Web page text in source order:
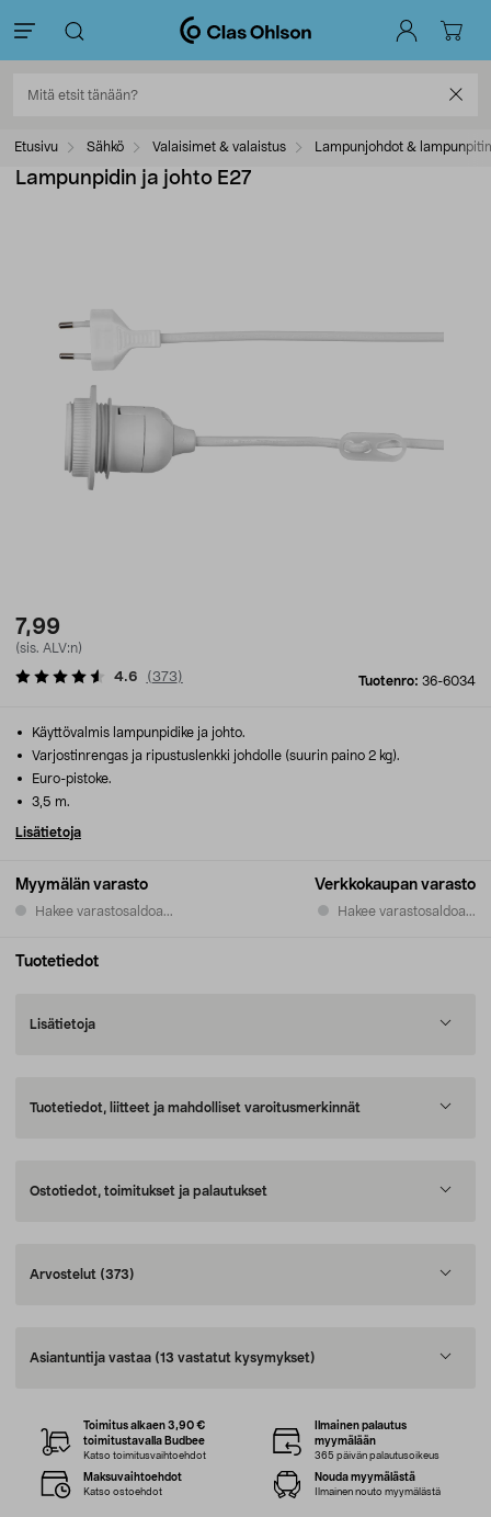
Etusivu Sähkö Valaisimet & valaistus Lampunjohdot &
Lampunpidin ja johto E27
7,99
(sis. ALV:n)
Tuotenro: 36-6034
4.6 (373)
Myymälän varasto
Hakee varastosaldoa...
Verkkokaupan varasto
Hakee varastosaldoa...
Käyttövalmis lampunpidike ja johto.
Varjostinrengas ja ripustuslenkki johdolle (suurin paino 2 kg).
Euro-pistoke.
3,5 m.
Lisätietoja
Tuotetiedot
Lisätietoja
Tuotetiedot, liitteet ja mahdolliset varoitusmerkinnät
Ostotiedot, toimitukset ja palautukset
Arvostelut (373)
Asiantuntija vastaa (13 vastatut kysymykset)
Toimitus alkaen 3,90 €
toimitustavalla Budbee
Katso toimitusvaihtoehdot
Ilmainen palautus
myymälään
365 päivän palautusoikeus
Maksuvaihtoehdot
Katso ostoehdot
Nouda myymälästä
Ilmainen nouto myymälästä